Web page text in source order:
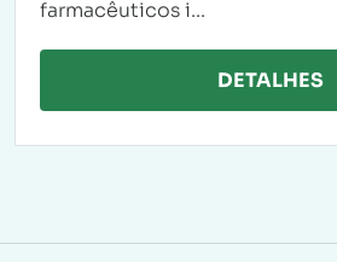
farmacêuticos i...
DETALHES